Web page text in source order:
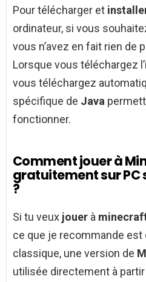
Pour télécharger et
ordinateur, si vous
vous n’avez en fait rien de
Lorsque vous téléchargez
vous téléchargez
spécifique de Java
fonctionner.
Comment jouer à
gratuitement sur PC
?
Si tu veux jouer à
ce que je recommande est
classique, une version de
utilisée directement à